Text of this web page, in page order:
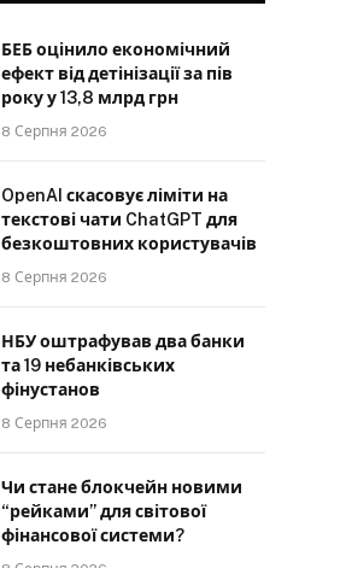
БЕБ оцінило економічний
ефект від детінізації за пів
року у 13,8 млрд грн
8 Серпня 2026
OpenAI скасовує ліміти на
текстові чати ChatGPT для
безкоштовних користувачів
8 Серпня 2026
НБУ оштрафував два банки
та 19 небанківських
фінустанов
8 Серпня 2026
Чи стане блокчейн новими
“рейками” для світової
фінансової системи?